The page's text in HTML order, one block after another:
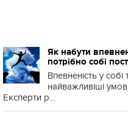
Як набути
потрібно собі
Впевненість у
найважливіші
Експерти р...